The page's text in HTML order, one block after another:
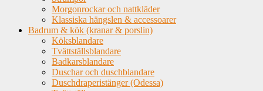
Morgonrockar och nattkläder
Klassiska hängslen & accessoarer
Badrum & kök (kranar & porslin)
Köksblandare
Tvättställsblandare
Badkarsblandare
Duschar och duschblandare
Duschdraperistänger (Odessa)